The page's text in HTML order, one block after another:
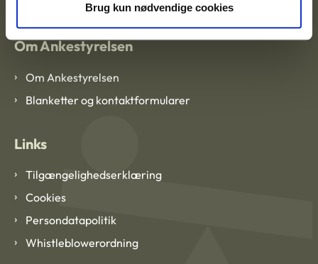
Brug kun nødvendige cookies
Om Ankestyrelsen
Om Ankestyrelsen
Blanketter og kontaktformularer
Links
Tilgængelighedserklæring
Cookies
Persondatapolitik
Whistleblowerordning